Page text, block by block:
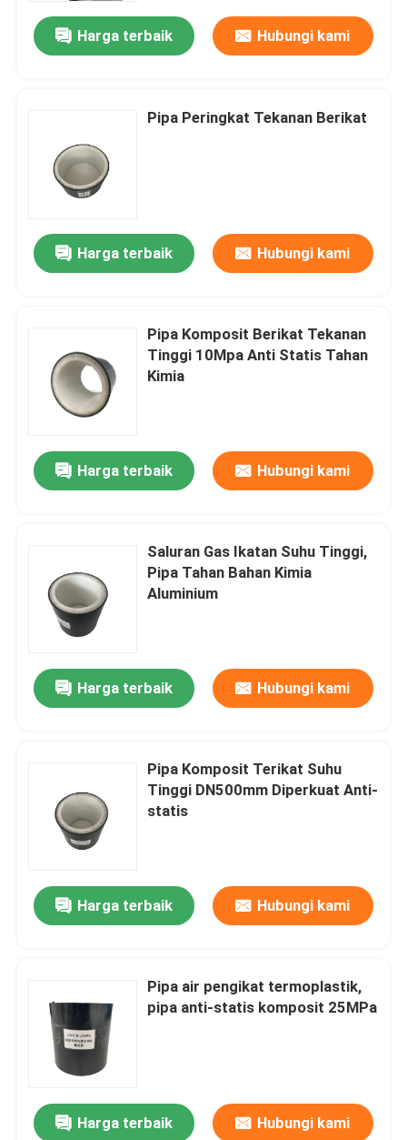
Rumah
Harga terbaik Hubungi kami
Pipa Peringkat Tekanan Berikat
Harga terbaik Hubungi kami
Pipa Komposit Berikat Tekanan
Tinggi 10Mpa Anti Statis Tahan
Kimia
Harga terbaik Hubungi kami
Saluran Gas Ikatan Suhu Tinggi,
Pipa Tahan Bahan Kimia
Aluminium
Harga terbaik Hubungi kami
Pipa Komposit Terikat Suhu
Tinggi DN500mm Diperkuat Anti-
statis
Harga terbaik Hubungi kami
Pipa air pengikat termoplastik,
pipa anti-statis komposit 25MPa
Harga terbaik Hubungi kami